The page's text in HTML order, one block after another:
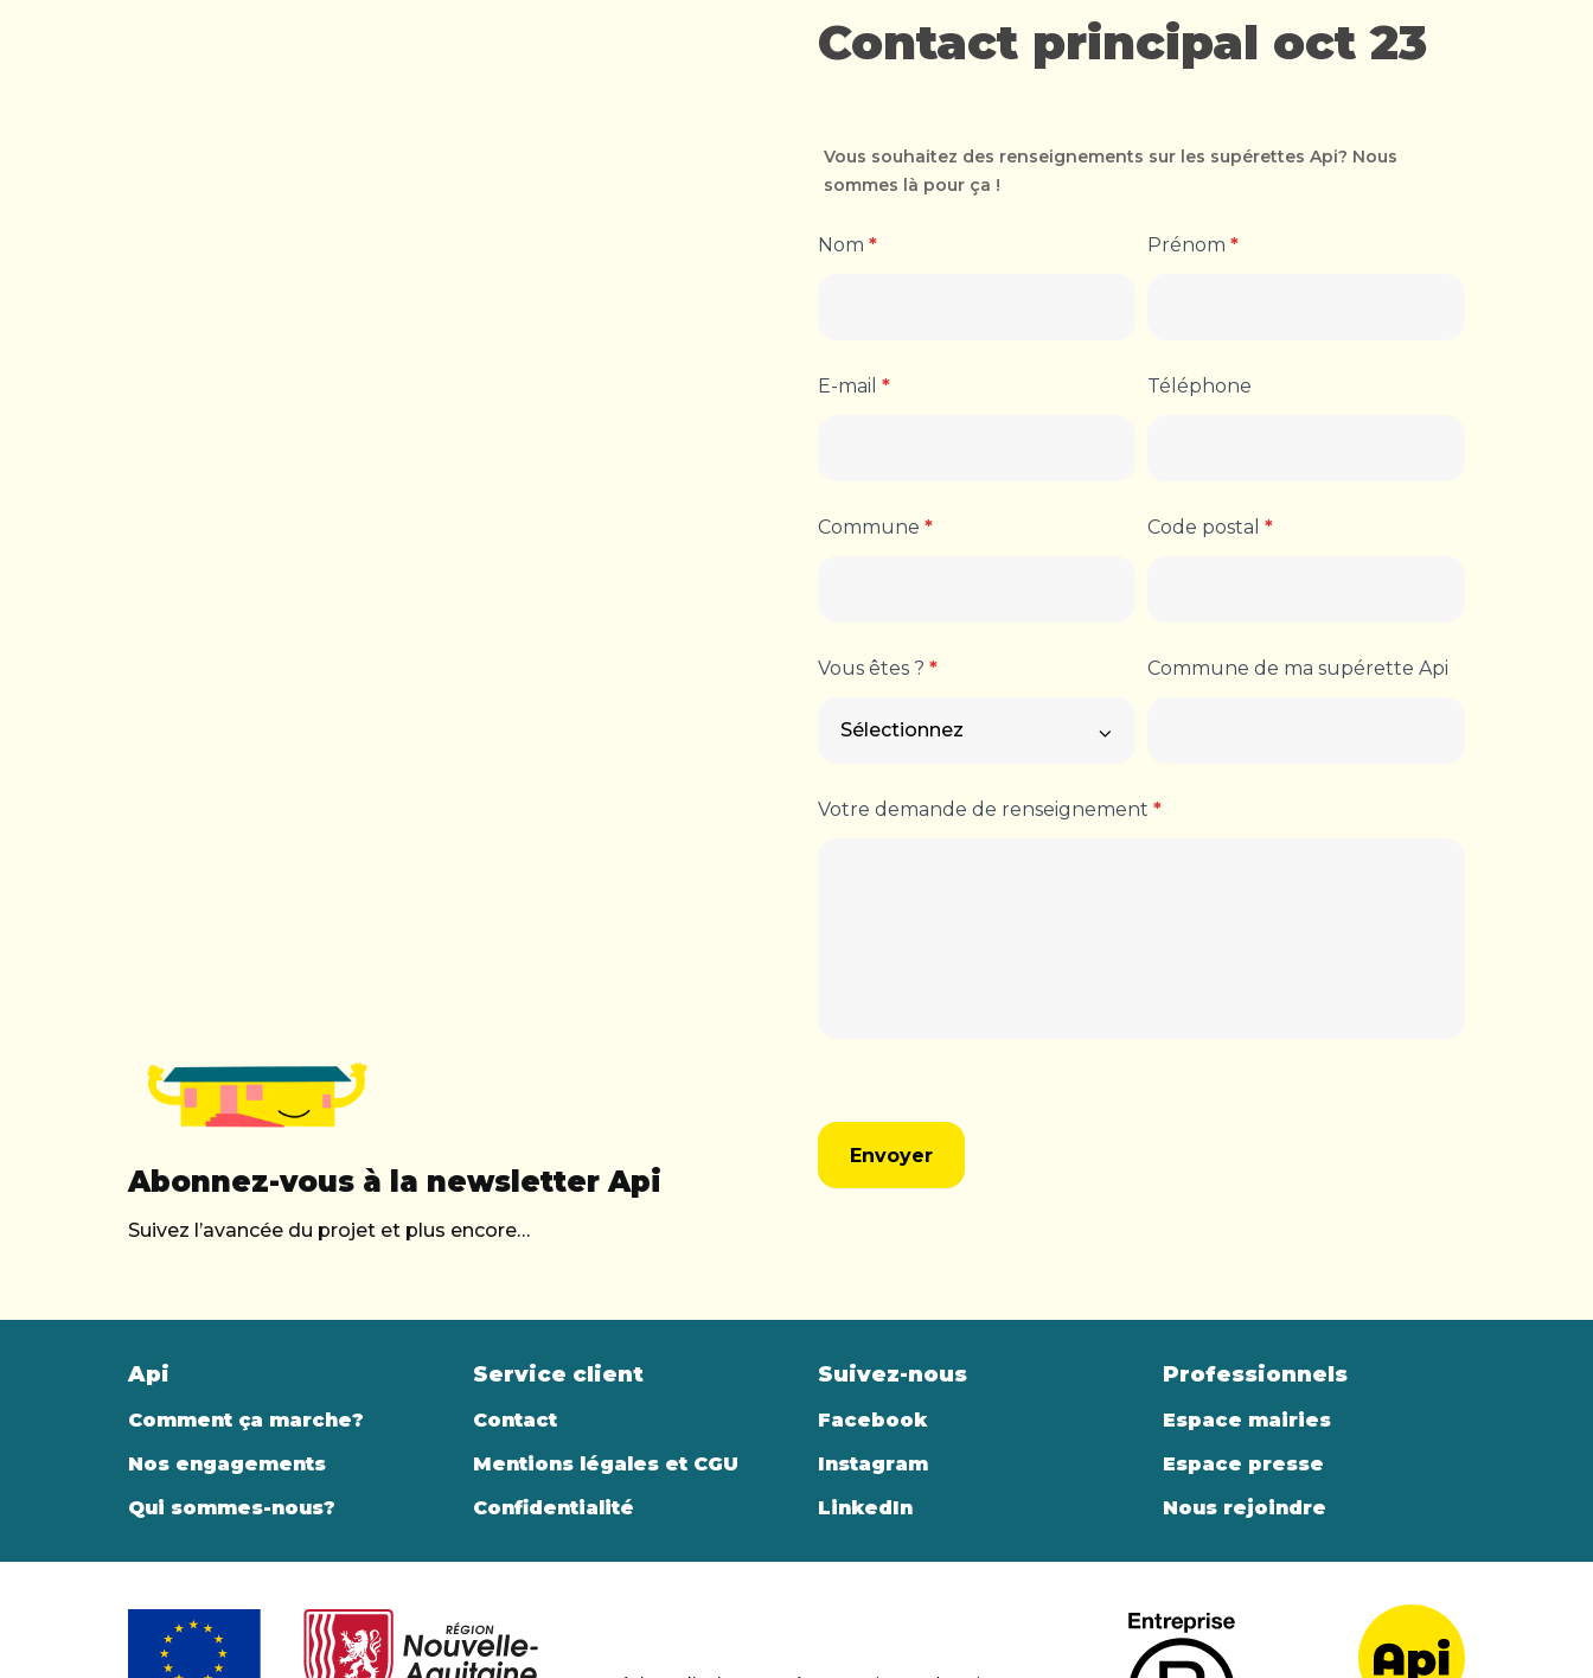
Abonnez-vous à la newsletter Api
Suivez l’avancée du projet et plus encore…
principal
oct
Contact principal oct 23
Vous souhaitez des renseignements sur les supérettes Api? Nous
sommes là pour ça !
Nom * Prénom*
E-mail * Téléphone
Commune * Code postal*
Vous êtes ? * Commune de ma supérette Api
Votre demande de renseignement *
Envoyer
Api
Comment ça marche?
Nos engagements
Qui sommes-nous?
Service client
Contact
Mentions légales et CGU
Confidentialité
Suivez-nous
Facebook
Instagram
LinkedIn
Professionnels
Espace mairies
Espace presse
Nous rejoindre